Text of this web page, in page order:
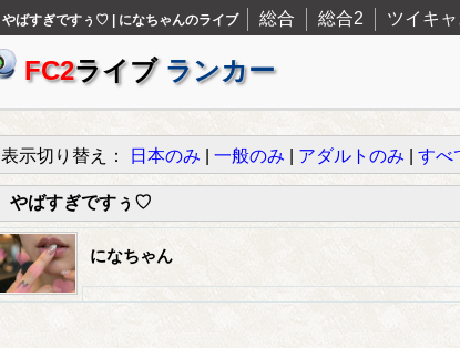
やばすぎですぅ♡ | になちゃんのライブ 総合 総合2 ツイキャ
FC2ライブ ランカー
表示切り替え： 日本のみ 一般のみ アダルトのみ すべ
やばすぎですぅ♡
になちゃん